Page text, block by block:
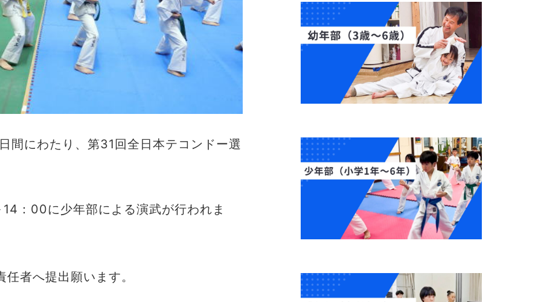
にわたり、第31回全⽇本テコンドー選
：00に少年部による演武が⾏われま
者へ提出願います。